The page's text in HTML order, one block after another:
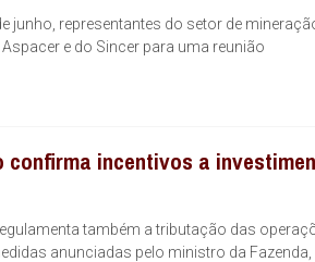
junho, representantes do setor de
Aspacer e do Sincer para uma reunião
confirma incentivos a
também a tributação das
anunciadas pelo ministro da Fazenda,